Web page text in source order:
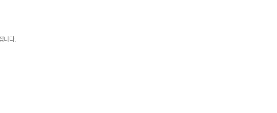
니다.